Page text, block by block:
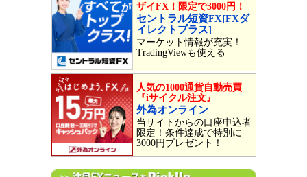
ザイFX！限定で3000円！
セントラル短資FX[FXダ
イレクトプラス]
マーケット情報が充実！
TradingViewも使える
人気の1000通貨自動売買
『iサイクル注文』
外為オンライン
当サイトからの口座申込者
限定！条件達成で特別に
3000円プレゼント！